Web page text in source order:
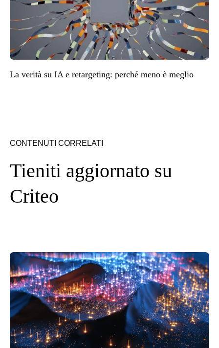
La verità su IA e retargeting: perché meno è meglio
CONTENUTI CORRELATI
Tieniti aggiornato su
Criteo